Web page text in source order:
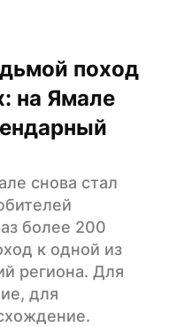
поход
на Ямале
снова стал
более 200
к одной из
региона. Для
для